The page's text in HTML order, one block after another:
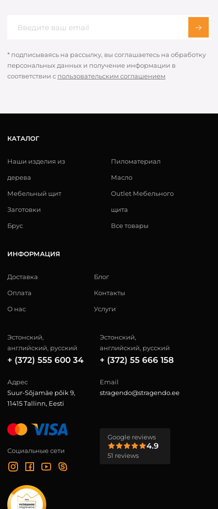
* подписываясь на рассылку, вы соглашаетесь на обработку
персональных данных и получение информации в
соответствии с пользовательским соглашением
КАТАЛОГ
Наши изделия из
дерева
Мебельный щит
Заготовки
Брус
Пиломатериал
Масло
Outlet Мебельного
щита
Все товары
ИНФОРМАЦИЯ
Доставка
Оплата
О нас
Блог
Контакты
Услуги
Эстонский,
английский, русский
+ (372) 555 600 34
Эстонский,
английский, русский
+ (372) 55 666 158
Адрес
Suur-Sõjamäe põik 9,
11415 Tallinn, Eesti
Email
stragendo@stragendo.ee
Социальные сети
Google reviews
4.9
51 reviews